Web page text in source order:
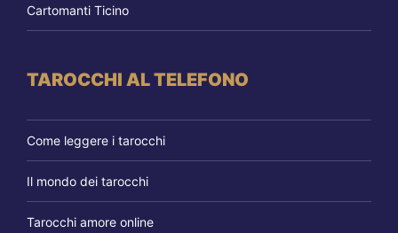
Cartomanti Ticino
TAROCCHI AL TELEFONO
Come leggere i tarocchi
Il mondo dei tarocchi
Tarocchi amore online